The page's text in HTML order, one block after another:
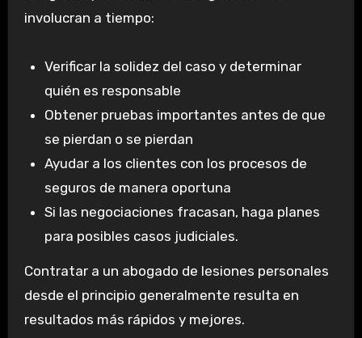
involucran a tiempo:
Verificar la solidez del caso y determinar
quién es responsable
Obtener pruebas importantes antes de que
se pierdan o se pierdan
Ayudar a los clientes con los procesos de
seguros de manera oportuna
Si las negociaciones fracasan, haga planes
para posibles casos judiciales.
Contratar a un abogado de lesiones personales
desde el principio generalmente resulta en
resultados más rápidos y mejores.